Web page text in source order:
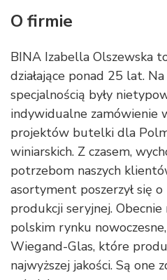
O firmie
BINA Izabella Olszewska
działające ponad 25 lat.
specjalnością były
indywidualne zamówienie
projektów butelki dla
winiarskich. Z czasem,
potrzebom naszych
asortyment poszerzył się
produkcji seryjnej.
polskim rynku
Wiegand-Glas, które
najwyższej jakości. Są one